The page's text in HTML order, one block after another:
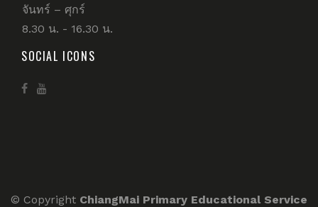
จันทร์ – ศุกร์
8.30 น. - 16.30 น.
SOCIAL ICONS
© Copyright ChiangMai Primary Educational Service